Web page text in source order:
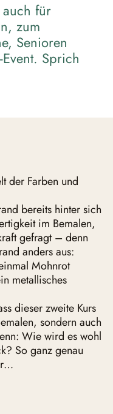
auch für
zum
Senioren
Sprich
der Farben und
bereits hinter sich
im Bemalen,
gefragt – denn
anders aus:
Mohnrot
metallisches
dieser zweite Kurs
sondern auch
Wie wird es wohl
So ganz genau